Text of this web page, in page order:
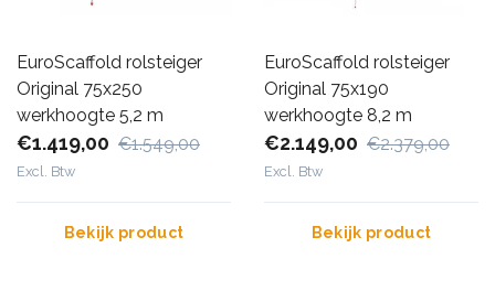
EuroScaffold rolsteiger
Original 75x250
werkhoogte 5,2 m
€1.419,00 €1.549,00
Excl. Btw
Bekijk product
EuroScaffold rolsteiger
Original 75x190
werkhoogte 8,2 m
€2.149,00 €2.379,00
Excl. Btw
Bekijk product